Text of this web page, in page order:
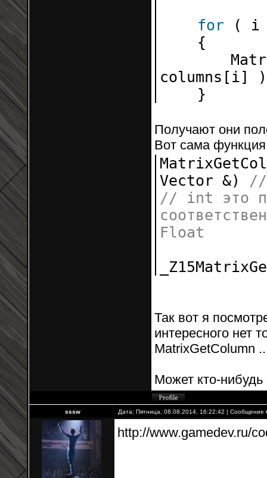
for
( i
{
columns[i]
}
Получают они
Вот сама функция
Vector &)
//
// int это
Float
Так вот я
интересного нет
MatrixGetColumn
Может кто-нибудь
sssw Дата: Пятница, 08.08.2014, 16:22:42 | Сообщение
http://www.gamedev.ru/